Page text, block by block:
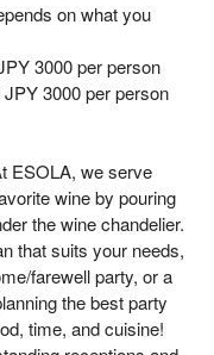
on what you
3000 per person
3000 per person
ESOLA, we serve
wine by pouring
the wine chandelier.
that suits your needs,
farewell party, or a
the best party
time, and cuisine!